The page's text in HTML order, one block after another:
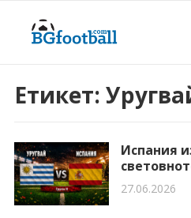
Етикет:
Испания
27.06.2026